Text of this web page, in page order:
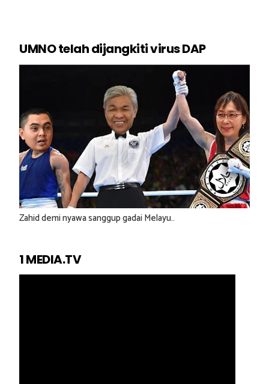
UMNO telah dijangkiti virus DAP
Zahid demi nyawa sanggup gadai Melayu..
1 MEDIA.TV